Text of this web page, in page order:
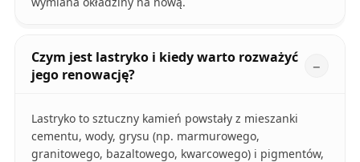
Czym jest lastryko i kiedy warto rozważyć
jego renowację?
Lastryko to sztuczny kamień powstały z mieszanki
cementu, wody, grysu (np. marmurowego,
granitowego, bazaltowego, kwarcowego) i pigmentów,